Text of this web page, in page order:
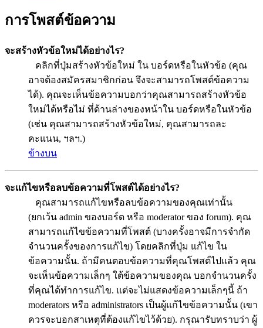
การโพสต์ข้อความ
จะสร้างหัวข้อใหม่ได้อย่างไร?
คลิกที่ปุ่มสร้างหัวข้อใหม่ ใน บอร์ดหรือในหัวข้อ (คุณ
อาจต้องสมัครสมาชิกก่อน จึงจะสามารถโพสต์ข้อความ
ได้). คุณจะเห็นข้อความบอกว่าคุณสามารถสร้างหัวข้อ
ใหม่ได้หรือไม่ ที่ด้านล่างของหน้าใน บอร์ดหรือในหัวข้อ
(เช่น คุณสามารถสร้างหัวข้อใหม่, คุณสามารถละ
คะแนน, ฯลฯ.)
ข้างบน
จะแก้ไขหรือลบข้อความที่โพสต์ได้อย่างไร?
คุณสามารถแก้ไขหรือลบข้อความของคุณเท่านั้น
(ยกเว้น admin ของบอร์ด หรือ moderator ของ forum). คุณ
สามารถแก้ไขข้อความที่โพสต์ (บางครั้งอาจมีการจำกัด
จำนวนครั้งของการแก้ไข) โดยคลิกที่ปุ่ม แก้ไข ใน
ข้อความนั้น. ถ้ามีคนตอบข้อความที่คุณโพสต์ไปแล้ว คุณ
จะเห็นข้อความเล็กๆ ใต้ข้อความของคุณ บอกจำนวนครั้ง
ที่คุณได้ทำการแก้ไข. แต่จะไม่แสดงข้อความเล็กๆนี้ ถ้า
moderators หรือ administrators เป็นผู้แก้ไขข้อความนั้น (เขา
ควรจะบอกสาเหตุที่ต้องแก้ไขไว้ด้วย). กรุณารับทราบว่า ผู้